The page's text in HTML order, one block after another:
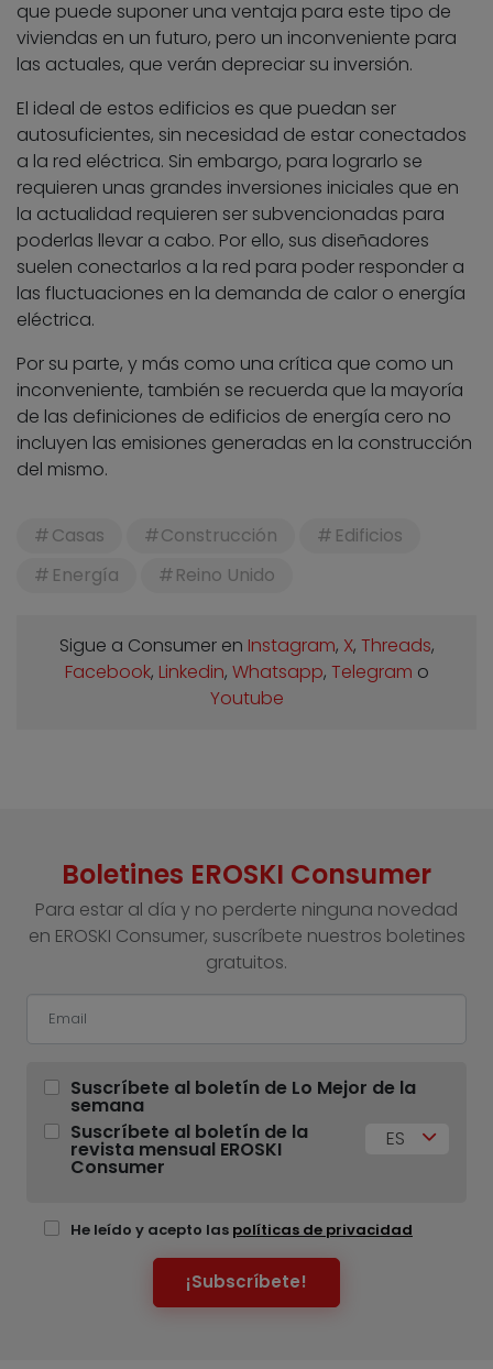
que puede suponer una ventaja para este tipo de
viviendas en un futuro, pero un inconveniente para
las actuales, que verán depreciar su inversión.
El ideal de estos edificios es que puedan ser
autosuficientes, sin necesidad de estar conectados
a la red eléctrica. Sin embargo, para lograrlo se
requieren unas grandes inversiones iniciales que en
la actualidad requieren ser subvencionadas para
poderlas llevar a cabo. Por ello, sus diseñadores
suelen conectarlos a la red para poder responder a
las fluctuaciones en la demanda de calor o energía
eléctrica.
Por su parte, y más como una crítica que como un
inconveniente, también se recuerda que la mayoría
de las definiciones de edificios de energía cero no
incluyen las emisiones generadas en la construcción
del mismo.
Casas Construcción
Edificios
Energía
Reino Unido
Sigue a Consumer en Instagram, X, Threads,
Facebook, Linkedin, Whatsapp, Telegram o
Youtube
Boletines EROSKI Consumer
Para estar al día y no perderte ninguna novedad
en EROSKI Consumer, suscríbete nuestros boletines
gratuitos.
Suscríbete al boletín de Lo Mejor de la
semana
Suscríbete al boletín de la
revista mensual EROSKI
Consumer
ES
He leído y acepto las políticas de privacidad
¡Subscríbete!